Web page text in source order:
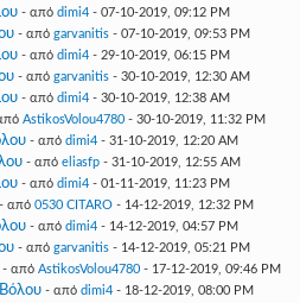
- από dimi4 - 07-10-2019, 09:12 PM
- από garvanitis- 07-10-2019, 09:53 PM
- από dimi4 - 29-10-2019, 06:15 PM
- από garvanitis- 30-10-2019, 12:30 AM
- από dimi4 - 30-10-2019, 12:38 AM
AstikosVolou4780- 30-10-2019, 11:32 PM
- από dimi4- 31-10-2019, 12:20 AM
- από eliasfp - 31-10-2019, 12:55 AM
- από dimi4 - 01-11-2019, 11:23 PM
- από 0530 CITARO- 14-12-2019, 12:32 PM
- από dimi4- 14-12-2019, 04:57 PM
- από garvanitis- 14-12-2019, 05:21 PM
- από AstikosVolou4780- 17-12-2019, 09:46 PM
- από dimi4- 18-12-2019, 08:00 PM